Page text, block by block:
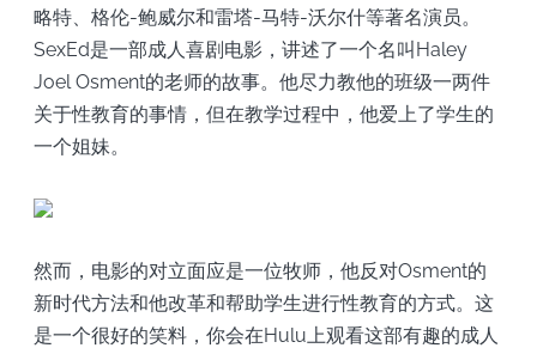
略特、格伦-鲍威尔和雷塔-马特-沃尔什等著名演员。
SexEd是一部成人喜剧电影，讲述了一个名叫Haley
Joel Osment的老师的故事。他尽力教他的班级一两件
关于性教育的事情，但在教学过程中，他爱上了学生的
一个姐妹。
然而，电影的对立面应是一位牧师，他反对Osment的
新时代方法和他改革和帮助学生进行性教育的方式。这
是一个很好的笑料，你会在Hulu上观看这部有趣的成人